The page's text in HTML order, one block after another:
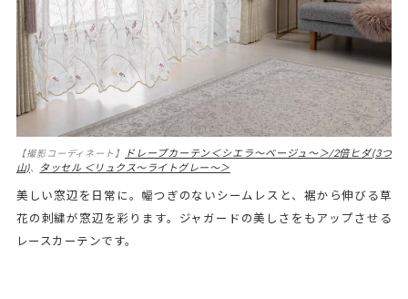
【撮影コーディネート】
ドレープカーテン＜シエラ～ベージュ～＞/2倍ヒダ(3つ
山)、 タッセル ＜リュクス～ライトグレー～＞
美しい窓辺を日常に。幅つぎのないシームレスと、裾から伸びる草
花の刺繍が窓辺を彩ります。ジャガードの美しさをもアップさせる
レースカーテンです。